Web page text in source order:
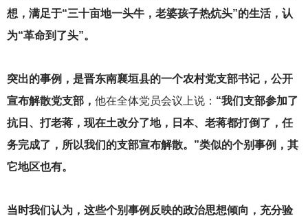
想，满足于“三十亩地一头牛，老婆孩子热炕头”的生活，认
为“革命到了头”。
突出的事例，是晋东南襄垣县的一个农村党支部书记，公开
宣布解散党支部， 他在全体党员会议上说： “我们支部参加了
抗日、打老蒋，现在土改分了地，日本、老蒋都打倒了，任
务完成了，所以我们的支部宣布解散。”类似的个别事例，其
它地区也有。
当时我们认为，这些个别事例反映的政治思想倾向，充分验